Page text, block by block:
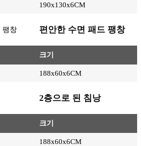
190x130x6CM
편안한 수면 패드 팽창
크기
188x60x6CM
2층으로 된 침낭
크기
188x60x6CM